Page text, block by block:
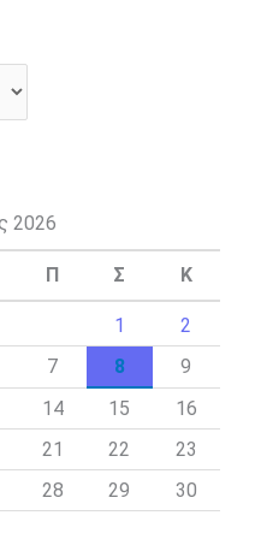
2026
Π Σ Κ
1
2
7 8
9
14 15
16
21 22
23
28 29
30